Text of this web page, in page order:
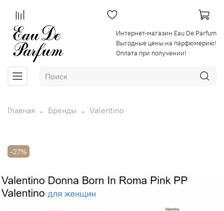
Интернет-магазин Eau De Parfum
Выгодные цены на парфюмерию!
Оплата при получении!
Главная Бренды Valentino
-27%